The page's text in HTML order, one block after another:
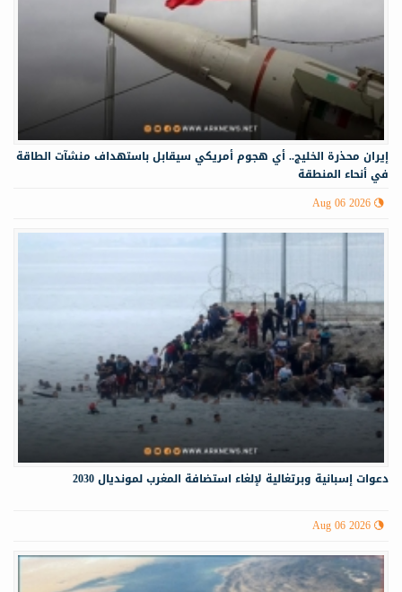
إيران محذرة الخليج.. أي هجوم أمريكي سيقابل باستهداف منشآت الطاقة
في أنحاء المنطقة
Aug 06 2026
دعوات إسبانية وبرتغالية لإلغاء استضافة المغرب لمونديال 2030
Aug 06 2026